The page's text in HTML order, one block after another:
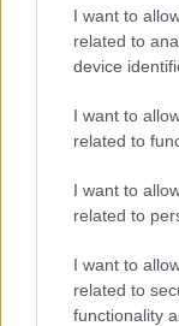
I want to
related to
device
I want to
related to
I want to
related to
I want to
related to
functionality
mai manó ház
magyar
a hét fotója (381 )